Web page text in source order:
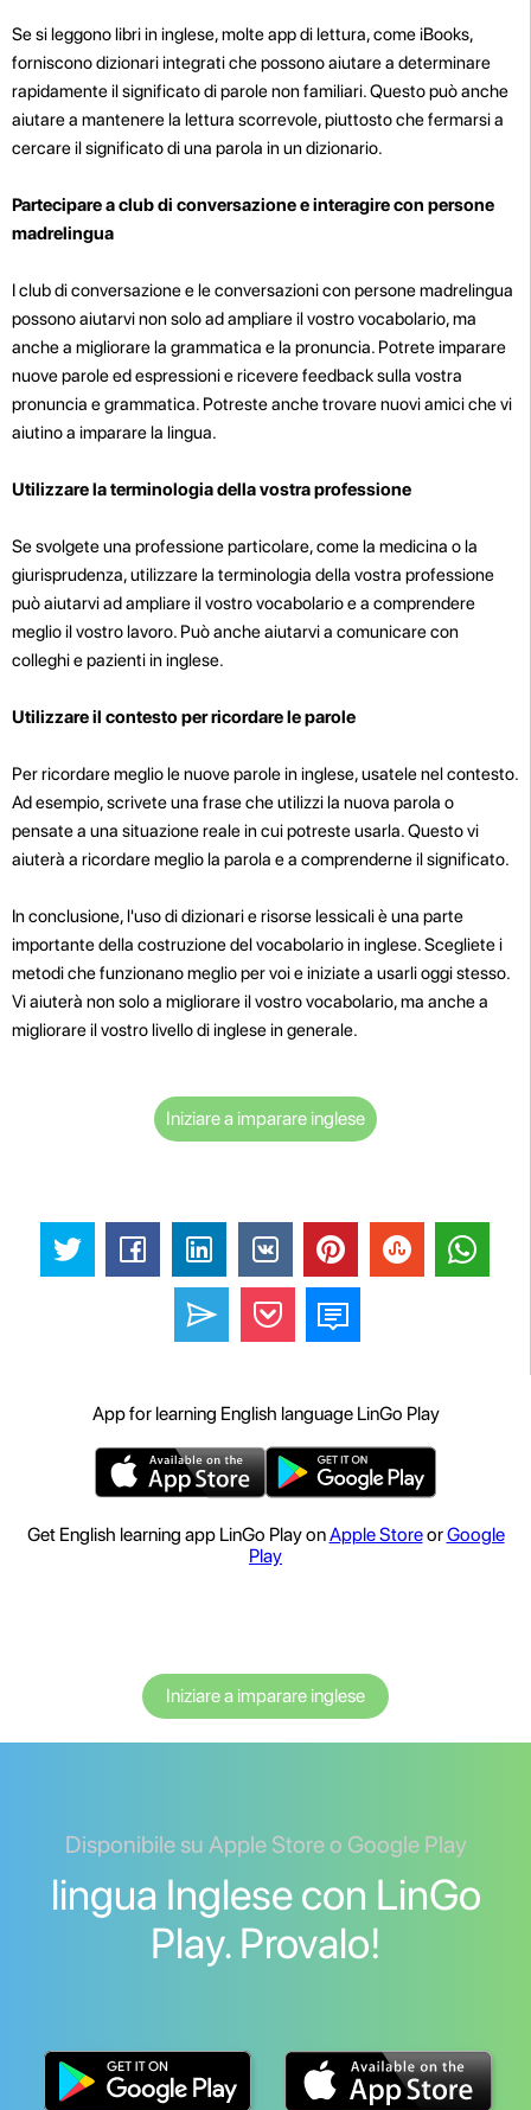
Se si leggono libri in inglese, molte app di lettura, come iBooks,
forniscono dizionari integrati che possono aiutare a determinare
rapidamente il significato di parole non familiari. Questo può anche
aiutare a mantenere la lettura scorrevole, piuttosto che fermarsi a
cercare il significato di una parola in un dizionario.
Partecipare a club di conversazione e interagire con persone
madrelingua
I club di conversazione e le conversazioni con persone madrelingua
possono aiutarvi non solo ad ampliare il vostro vocabolario, ma
anche a migliorare la grammatica e la pronuncia. Potrete imparare
nuove parole ed espressioni e ricevere feedback sulla vostra
pronuncia e grammatica. Potreste anche trovare nuovi amici che vi
aiutino a imparare la lingua.
Utilizzare la terminologia della vostra professione
Se svolgete una professione particolare, come la medicina o la
giurisprudenza, utilizzare la terminologia della vostra professione
può aiutarvi ad ampliare il vostro vocabolario e a comprendere
meglio il vostro lavoro. Può anche aiutarvi a comunicare con
colleghi e pazienti in inglese.
Utilizzare il contesto per ricordare le parole
Per ricordare meglio le nuove parole in inglese, usatele nel contesto.
Ad esempio, scrivete una frase che utilizzi la nuova parola o
pensate a una situazione reale in cui potreste usarla. Questo vi
aiuterà a ricordare meglio la parola e a comprenderne il significato.
In conclusione, l'uso di dizionari e risorse lessicali è una parte
importante della costruzione del vocabolario in inglese. Scegliete i
metodi che funzionano meglio per voi e iniziate a usarli oggi stesso.
Vi aiuterà non solo a migliorare il vostro vocabolario, ma anche a
migliorare il vostro livello di inglese in generale.
Iniziare a imparare inglese
App for learning English language LinGo Play
Get English learning app LinGo Play onApple StoreorGoogle
Play
Iniziare a imparare inglese
Disponibile su Apple Store o Google Play
lingua Inglese con LinGo
Play. Provalo!